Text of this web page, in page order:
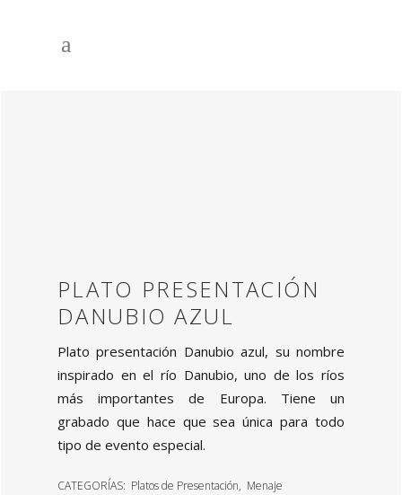
PLATO PRESENTACIÓN
DANUBIO AZUL
Plato presentación Danubio azul, su nombre
inspirado en el río Danubio, uno de los ríos
más importantes de Europa. Tiene un
grabado que hace que sea única para todo
tipo de evento especial.
CATEGORÍAS: Platos de Presentación, Menaje